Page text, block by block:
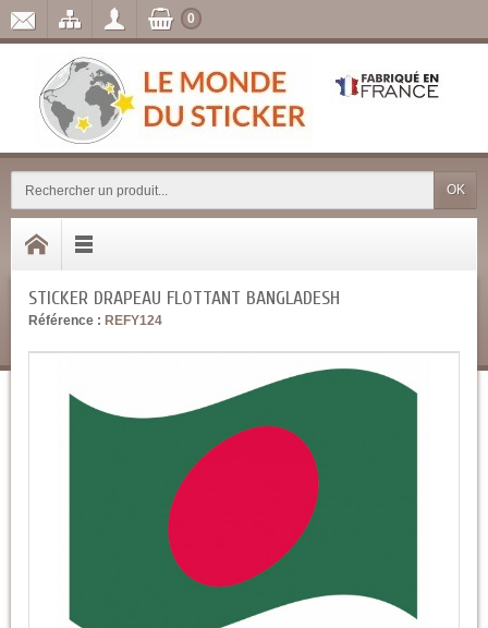
OK
0
STICKER DRAPEAU FLOTTANT BANGLADESH
Référence : REFY124